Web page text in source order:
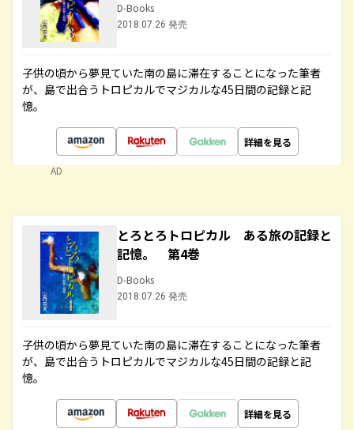
D-Books
2018.07.26 発売
子供の頃から夢見ていた南の島に滞在することになった筆者
が、島で出合うトロピカルでマジカルな45日間の記録と記
憶。
詳細を見る
AD
とろとろトロピカル ある旅の記録と
記憶。 第4巻
D-Books
2018.07.26 発売
子供の頃から夢見ていた南の島に滞在することになった筆者
が、島で出合うトロピカルでマジカルな45日間の記録と記
憶。
詳細を見る